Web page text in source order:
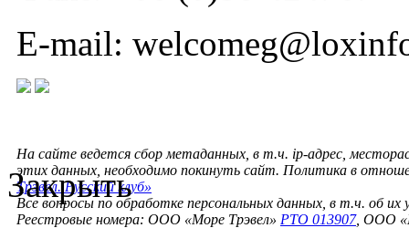
E-mail:
На сайте ведется сбор метаданных, в т.ч. ip-адрес,
этих данных, необходимо покинуть сайт. Политика в
Трэвел. Русский клуб»
Все вопросы по обработке персональных данных, в т.ч. об их
Реестровые номера: ООО «Море Трэвел» РТО 013907, ООО
Закрыть